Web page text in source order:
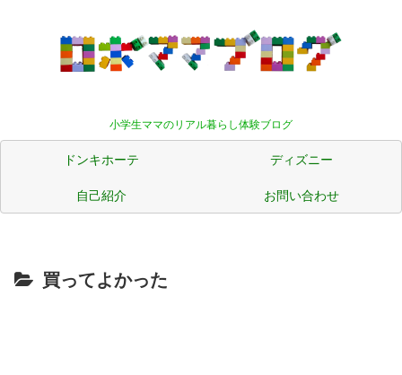
小学生ママのリアル暮らし体験ブログ
ドンキホーテ
ディズニー
自己紹介
お問い合わせ
買ってよかった